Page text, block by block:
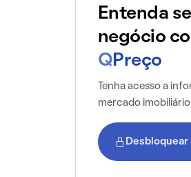
Entenda
negócio
Q Preço
Tenha acesso a
mercado